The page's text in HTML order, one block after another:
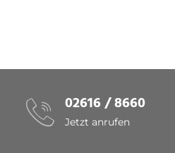
02616 / 8660
Jetzt anrufen